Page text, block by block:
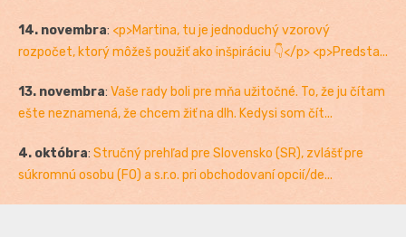
14. novembra: <p>Martina, tu je jednoduchý vzorový
rozpočet, ktorý môžeš použiť ako inšpiráciu 👇</p> <p>Predsta...
13. novembra: Vaše rady boli pre mňa užitočné. To, že ju čítam
ešte neznamená, že chcem žiť na dlh. Kedysi som čít...
4. októbra: Stručný prehľad pre Slovensko (SR), zvlášť pre
súkromnú osobu (FO) a s.r.o. pri obchodovaní opcií/de...